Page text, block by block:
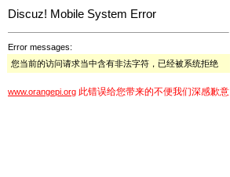
Discuz! Mobile System Error
Error messages:
您当前的访问请求当中含有非法字符，已经被系统拒绝
www.orangepi.org 此错误给您带来的不便我们深感歉意